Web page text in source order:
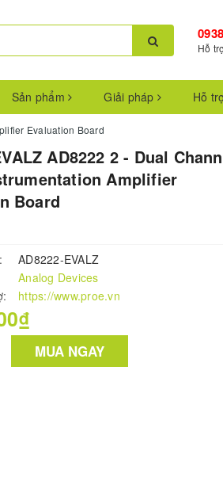
Hỗ
Sản phẩm Giải pháp Hỗ
Evaluation Board
AD8222 2 - Dual
Amplifier
Board
AD8222-EVALZ
Analog Devices
https://www.proe.vn
MUA NGAY